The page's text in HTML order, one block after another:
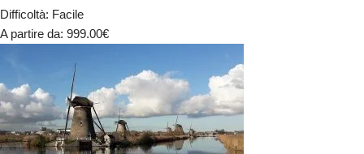
Difficoltà: Facile
A partire da: 999.00€